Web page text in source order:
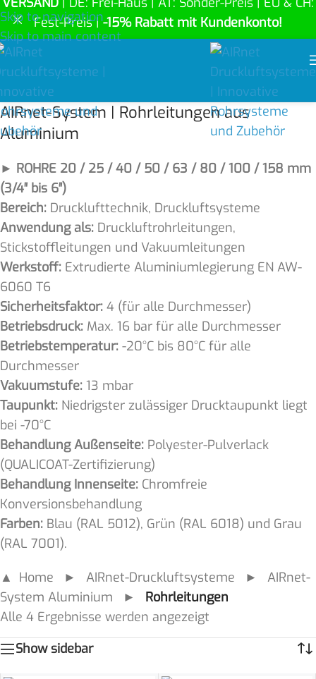
Skip to navigation
Skip to main content
Fest-Preis |-15% Rabatt mit Kundenkonto!
AIRnet-System | Rohrleitungen aus
Aluminium
► ROHRE 20 / 25 / 40 / 50 / 63 / 80 / 100 / 158 mm
(3/4″ bis 6″)
Bereich: Drucklufttechnik, Druckluftsysteme
Anwendung als: Druckluftrohrleitungen,
Stickstoffleitungen und Vakuumleitungen
Werkstoff: Extrudierte Aluminiumlegierung EN AW-
6060 T6
Sicherheitsfaktor: 4 (für alle Durchmesser)
Betriebsdruck: Max. 16 bar für alle Durchmesser
Betriebstemperatur: -20°C bis 80°C für alle
Durchmesser
Vakuumstufe: 13 mbar
Taupunkt: Niedrigster zulässiger Drucktaupunkt liegt
bei -70°C
BehandlungAußenseite: Polyester-Pulverlack
(QUALICOAT-Zertifizierung)
Behandlung Innenseite: Chromfreie
Konversionsbehandlung
Farben: Blau (RAL 5012), Grün (RAL 6018) und Grau
(RAL 7001).
▲ Home ► AIRnet-Druckluftsysteme ► AIRnet-
System Aluminium ► Rohrleitungen
Alle 4 Ergebnisse werden angezeigt
Show sidebar